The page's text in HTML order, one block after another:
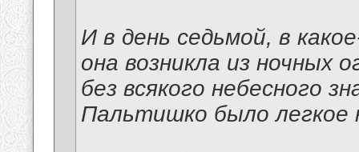
И в день седьмой, в
она возникла из ночных
без всякого небесного
Пальтишко было легкое